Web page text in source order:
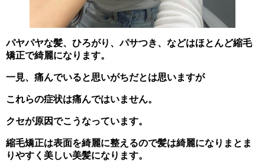
パヤパヤな髪、ひろがり、パサつき、などはほとんど縮毛
矯正で綺麗になります。
一見、痛んでいると思いがちだとは思いますが
これらの症状は痛んではいません。
クセが原因でこうなっています。
縮毛矯正は表面を綺麗に整えるので髪は綺麗になりまとま
りやすく美しい美髪になります。